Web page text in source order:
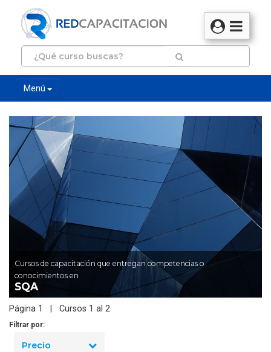
Menú
Cursos de capacitación que entregan competencias o
conocimientos en
SQA
Página 1 | Cursos 1 al 2
Filtrar por:
Precio